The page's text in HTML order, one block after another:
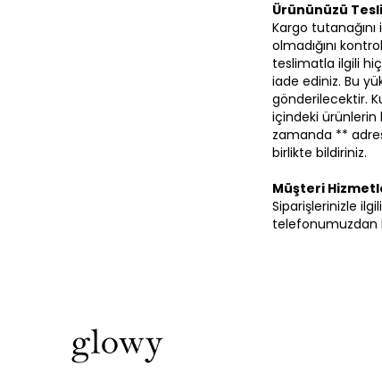
Ürününüzü
Kargo
olmadığını
teslimatla ilgili
iade ediniz. Bu
gönderilecektir.
içindeki ürünlerin
zamanda **
birlikte bildiriniz.
Müşteri
Siparişlerinizle
telefonumuzdan